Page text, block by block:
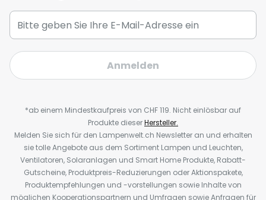
Anmelden
*ab einem Mindestkaufpreis von CHF 119. Nicht einlösbar auf
Produkte dieserHersteller.
Melden Sie sich für den Lampenwelt.ch Newsletter an und erhalten
sie tolle Angebote aus dem Sortiment Lampen und Leuchten,
Ventilatoren, Solaranlagen und Smart Home Produkte, Rabatt-
Gutscheine, Produktpreis-Reduzierungen oder Aktionspakete,
Produktempfehlungen und -vorstellungen sowie Inhalte von
möglichen Kooperationspartnern und Umfragen sowie Anfragen für